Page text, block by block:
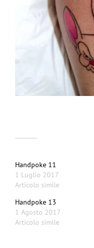
Handpoke 11
1 Luglio 2017
Articolo simile
Handpoke 13
1 Agosto 2017
Articolo simile